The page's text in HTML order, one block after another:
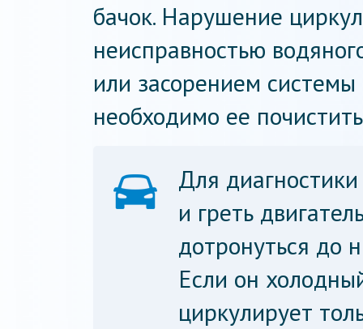
бачок. Нарушение
неисправностью
или засорением
необходимо ее
Для
и греть
дотронуться до
Если он
циркулирует